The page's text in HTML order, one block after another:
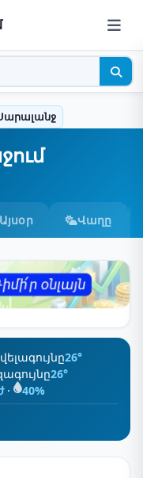
Այսօր Վաղը
26°
26°
· 40%